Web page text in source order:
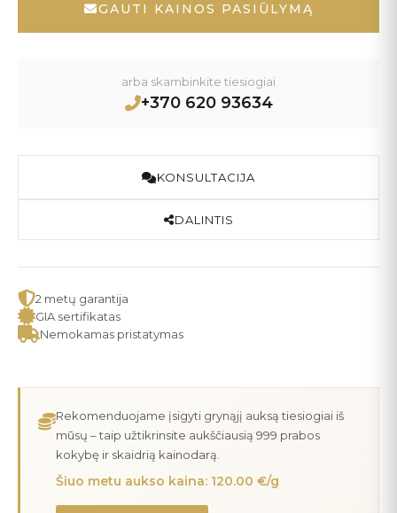
GAUTI KAINOS PASIŪLYMĄ
arba skambinkite tiesiogiai
+370 620 93634
KONSULTACIJA
DALINTIS
2 metų garantija
GIA sertifikatas
Nemokamas pristatymas
Rekomenduojame įsigyti grynąjį auksą tiesiogiai iš
mūsų – taip užtikrinsite aukščiausią 999 prabos
kokybę ir skaidrią kainodarą.
Šiuo metu aukso kaina: 120.00 €/g